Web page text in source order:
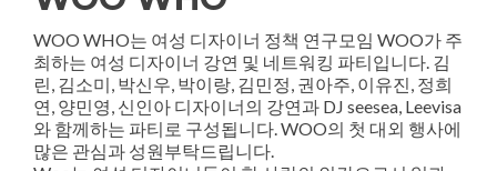
WOO WHO는 여성 디자이너 정책 연구모임 WOO가 주
최하는 여성 디자이너 강연 및 네트워킹 파티입니다. 김
린, 김소미, 박신우, 박이랑, 김민정, 권아주, 이유진, 정희
연, 양민영, 신인아 디자이너의 강연과 DJ seesea, Leevisa
와 함께하는 파티로 구성됩니다. WOO의 첫 대외 행사에
많은 관심과 성원부탁드립니다.